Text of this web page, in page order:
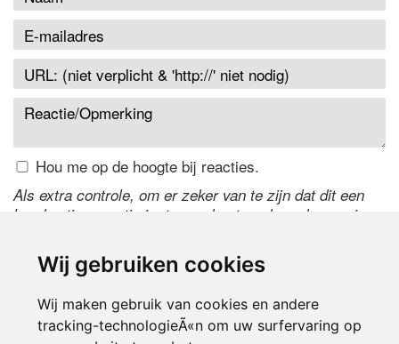
Wij gebruiken cookies
Wij maken gebruik van cookies en andere
tracking-technologieÃ«n om uw surfervaring op
Hou me op de hoogte bij reacties.
Als extra controle, om er zeker van te zijn dat dit een
handmatige reactie is, typ onderstaande code over in
de code te wijzigen.